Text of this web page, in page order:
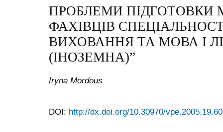
ПРОБЛЕМИ ПІДГОТОВКИ
ФАХІВЦІВ
ВИХОВАННЯ ТА МОВА І
(ІНОЗЕМНА)”
Iryna Mordous
DOI: http://dx.doi.org/10.30970/